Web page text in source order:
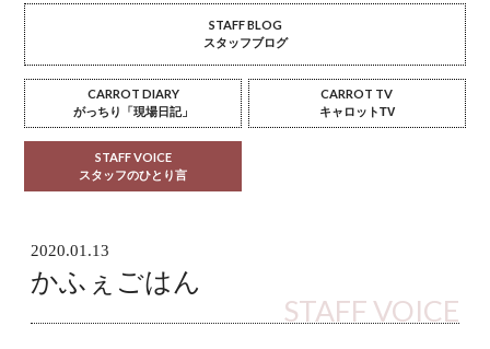
STAFF BLOG
スタッフブログ
CARROT DIARY
がっちり「現場日記」
CARROT TV
キャロットTV
STAFF VOICE
スタッフのひとり言
2020.01.13
かふぇごはん
STAFF VOICE